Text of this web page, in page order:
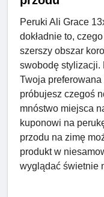
Peruki Ali Grace
dokładnie to,
szerszy obszar
swobodę stylizacji.
Twoja
próbujesz czegoś
mnóstwo miejsca
kuponowi na
przodu na zimę
produkt w
wyglądać świetnie